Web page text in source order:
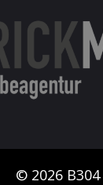
© 2026 B304